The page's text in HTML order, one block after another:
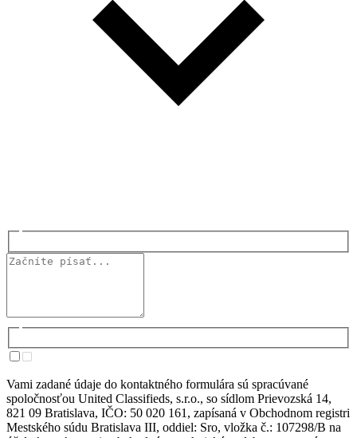
Vami zadané údaje do kontaktného formulára sú spracúvané
spoločnosťou United Classifieds, s.r.o., so sídlom Prievozská 14,
821 09 Bratislava, IČO: 50 020 161, zapísaná v Obchodnom registri
Mestského súdu Bratislava III, oddiel: Sro, vložka č.: 107298/B na